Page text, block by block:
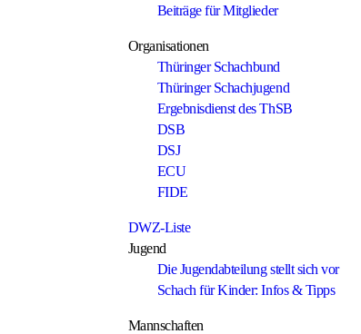
Beiträge für Mitglieder
Organisationen
Thüringer Schachbund
Thüringer Schachjugend
Ergebnisdienst des ThSB
DSB
DSJ
ECU
FIDE
DWZ-Liste
Jugend
Die Jugendabteilung stellt sich vor
Schach für Kinder: Infos & Tipps
Mannschaften